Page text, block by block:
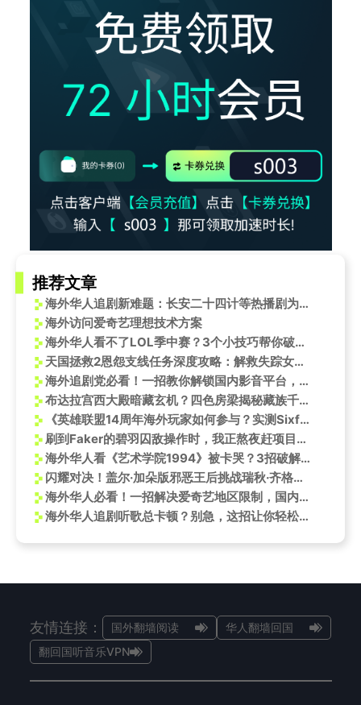
推荐文章
海外华人追剧新难题：长安二十四计等热播剧为何总提示‘地区限制’？
海外访问爱奇艺理想技术方案
海外华人看不了LOL季中赛？3个小技巧帮你破解‘地区限制’焦虑
天国拯救2恩怨支线任务深度攻略：解救失踪女儿帕芙莱娜
海外追剧党必看！一招教你解锁国内影音平台，畅享《布达拉宫》VR史诗
布达拉宫西大殿暗藏玄机？四色房梁揭秘藏族千年自然崇拜智慧
《英雄联盟14周年海外玩家如何参与？实测Sixfast一键加速国服活动》
刷到Faker的碧羽囚敌操作时，我正熬夜赶项目——突然想起海外朋友吐槽：看个国服比赛比登天还难
海外华人看《艺术学院1994》被卡哭？3招破解微博影视限速！
闪耀对决！盖尔·加朵版邪恶王后挑战瑞秋·齐格勒版白雪公主
海外华人必看！一招解决爱奇艺地区限制，国内热剧不再错过
海外华人追剧听歌总卡顿？别急，这招让你轻松解除地区限制烦恼
友情连接： 国外翻墙阅读
华人翻墙回国
翻回国听音乐VPN